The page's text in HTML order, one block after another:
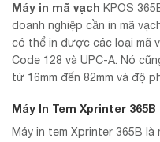
Máy in mã vạch KPOS
doanh nghiệp cần in mã
có thể in được các loại mã
Code 128 và UPC-A. Nó
từ 16mm đến 82mm và độ
Máy In Tem Xprinter 365B
Máy in tem Xprinter 365B